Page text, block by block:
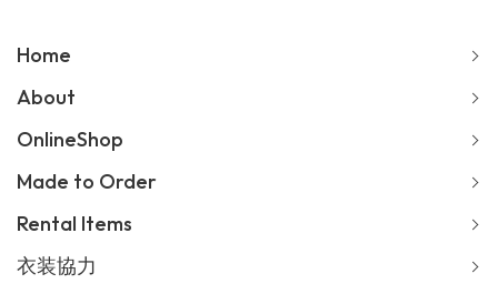
Home
About
OnlineShop
Made to Order
Rental Items
衣装協力